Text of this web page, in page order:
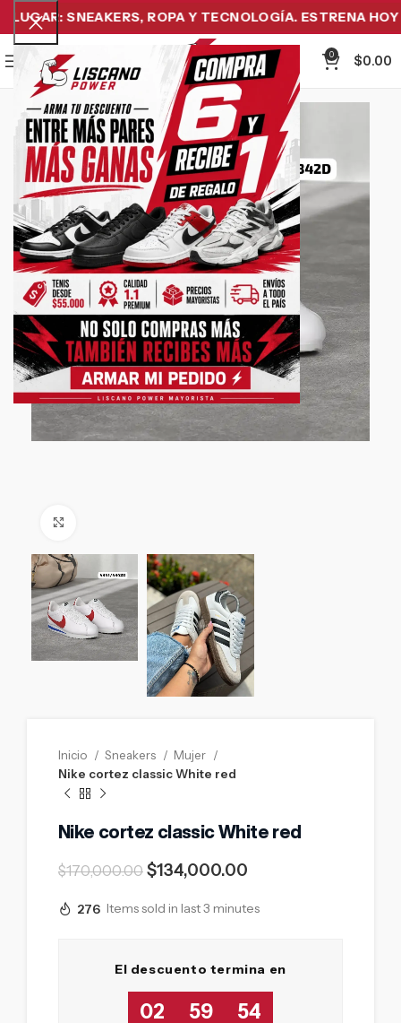
SNEAKERS, ROPA Y TECNOLOGÍA. ESTRENA HOY Y
Menu
0
$0.00
-21%
Inicio Sneakers
Mujer
Nike cortez classic White red
Nike cortez classic White red
$170,000.00 $134,000.00
276 Items sold in last 3 minutes
El descuento termina en
02 59 53